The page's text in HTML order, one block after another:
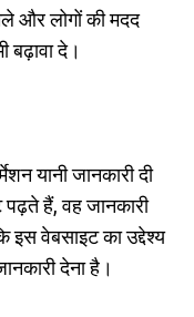
और लोगों की मदद
दे।
यानी जानकारी दी
हैं, वह जानकारी
इस वेबसाइट का उद्देश्य
देना है।